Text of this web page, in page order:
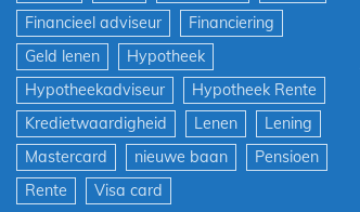
Financieel adviseur
Financiering
Geld lenen
Hypotheek
Hypotheekadviseur
Hypotheek Rente
Kredietwaardigheid
Lenen
Lening
Mastercard
nieuwe baan
Pensioen
Rente
Visa card